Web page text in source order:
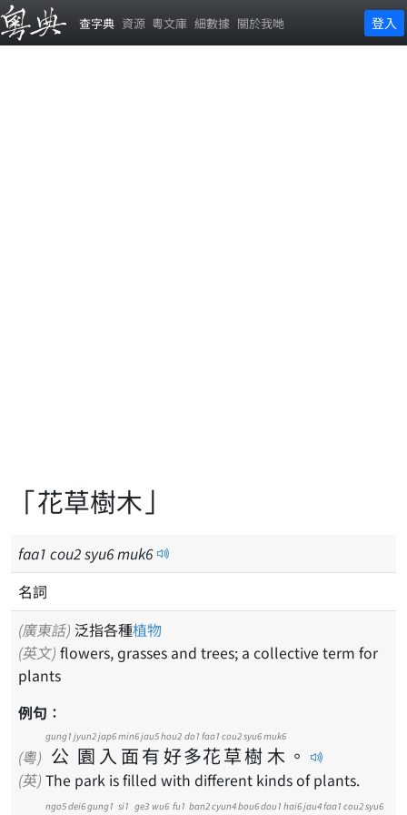
查字典 資源 粵文庫 細數據 關於我哋 登入
「花草樹木」
faa1 cou2syu6muk6
名詞
(廣東話) 泛指各種植物
(英文)
plants
例句：
(粵) 公
gung1
園
jyun2
入
jap6
面
min6
有
jau5
好
hou2
多
do1
花
faa1
草
cou2
樹
syu6
木
muk6
。
(英) The park is filled with different kinds of plants.
ngo5dei6gung1 si1 ge3 wu6 fu1 ban2cyun4bou6dou1 hai6jau4faa1 cou2 syu6